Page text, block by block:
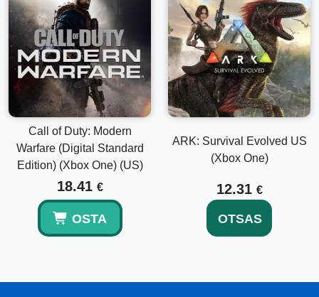
Call of Duty: Modern
Warfare (Digital Standard
Edition) (Xbox One) (US)
18.41 €
OSTA
ARK: Survival Evolved US
(Xbox One)
12.31 €
OTSAS